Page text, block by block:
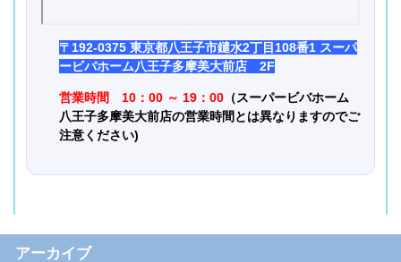
〒192-0375 東京都八王子市鑓水2丁目108番1 スーパ
ービバホーム八王子多摩美大前店 2F
営業時間 10：00 ～ 19：00 （スーパービバホーム
八王子多摩美大前店の営業時間とは異なりますのでご
注意ください)
アーカイブ